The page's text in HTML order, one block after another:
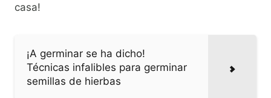
casa!
¡A germinar se ha dicho!
Técnicas infalibles para germinar
semillas de hierbas